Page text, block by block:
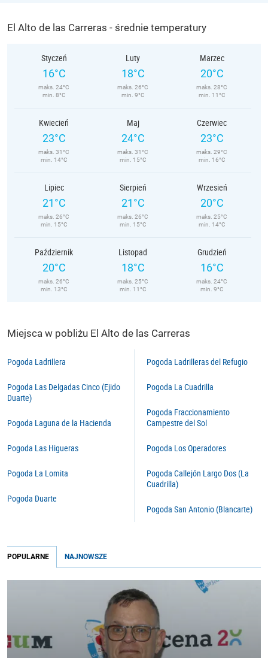
El Alto de las Carreras - średnie temperatury
Styczeń
16°C
maks. 24°C
min. 8°C
Luty
18°C
maks. 26°C
min. 9°C
Marzec
20°C
maks. 28°C
min. 11°C
Kwiecień
23°C
maks. 31°C
min. 14°C
Maj
24°C
maks. 31°C
min. 15°C
Czerwiec
23°C
maks. 29°C
min. 16°C
Lipiec
21°C
maks. 26°C
min. 15°C
Sierpień
21°C
maks. 26°C
min. 15°C
Wrzesień
20°C
maks. 25°C
min. 14°C
Październik
20°C
maks. 26°C
min. 13°C
Listopad
18°C
maks. 25°C
min. 11°C
Grudzień
16°C
maks. 24°C
min. 9°C
Miejsca w pobliżu El Alto de las Carreras
Pogoda Ladrillera
Pogoda Las Delgadas Cinco (Ejido
Duarte)
Pogoda Laguna de la Hacienda
Pogoda Las Higueras
Pogoda La Lomita
Pogoda Duarte
Pogoda Ladrilleras del Refugio
Pogoda La Cuadrilla
Pogoda Fraccionamiento
Campestre del Sol
Pogoda Los Operadores
Pogoda Callejón Largo Dos (La
Cuadrilla)
Pogoda San Antonio (Blancarte)
POPULARNE NAJNOWSZE